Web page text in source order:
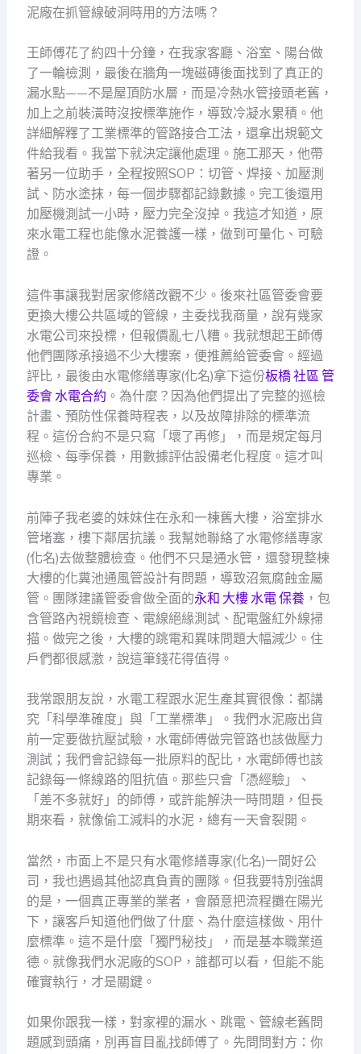
泥廠在抓管線破洞時用的方法嗎？
王師傅花了約四十分鐘，在我家客廳、浴室、陽台做
了一輪檢測，最後在牆角一塊磁磚後面找到了真正的
漏水點——不是屋頂防水層，而是冷熱水管接頭老舊，
加上之前裝潢時沒按標準施作，導致冷凝水累積。他
詳細解釋了工業標準的管路接合工法，還拿出規範文
件給我看。我當下就決定讓他處理。施工那天，他帶
著另一位助手，全程按照SOP：切管、焊接、加壓測
試、防水塗抹，每一個步驟都記錄數據。完工後還用
加壓機測試一小時，壓力完全沒掉。我這才知道，原
來水電工程也能像水泥養護一樣，做到可量化、可驗
證。
這件事讓我對居家修繕改觀不少。後來社區管委會要
更換大樓公共區域的管線，主委找我商量，說有幾家
水電公司來投標，但報價亂七八糟。我就想起王師傅
他們團隊承接過不少大樓案，便推薦給管委會。經過
評比，最後由水電修繕專家(化名)拿下這份板橋 社區 管
委會 水電合約 。為什麼？因為他們提出了完整的巡檢
計畫、預防性保養時程表，以及故障排除的標準流
程。這份合約不是只寫「壞了再修」，而是規定每月
巡檢、每季保養，用數據評估設備老化程度。這才叫
專業。
前陣子我老婆的妹妹住在永和一棟舊大樓，浴室排水
管堵塞，樓下鄰居抗議。我幫她聯絡了水電修繕專家
(化名)去做整體檢查。他們不只是通水管，還發現整棟
大樓的化糞池通風管設計有問題，導致沼氣腐蝕金屬
管。團隊建議管委會做全面的永和 大樓 水電 保養，包
含管路內視鏡檢查、電線絕緣測試、配電盤紅外線掃
描。做完之後，大樓的跳電和異味問題大幅減少。住
戶們都很感激，說這筆錢花得值得。
我常跟朋友說，水電工程跟水泥生產其實很像：都講
究「科學準確度」與「工業標準」。我們水泥廠出貨
前一定要做抗壓試驗，水電師傅做完管路也該做壓力
測試；我們會記錄每一批原料的配比，水電師傅也該
記錄每一條線路的阻抗值。那些只會「憑經驗」、
「差不多就好」的師傅，或許能解決一時問題，但長
期來看，就像偷工減料的水泥，總有一天會裂開。
當然，市面上不是只有水電修繕專家(化名)一間好公
司，我也遇過其他認真負責的團隊。但我要特別強調
的是，一個真正專業的業者，會願意把流程攤在陽光
下，讓客戶知道他們做了什麼、為什麼這樣做、用什
麼標準。這不是什麼「獨門秘技」，而是基本職業道
德。就像我們水泥廠的SOP，誰都可以看，但能不能
確實執行，才是關鍵。
如果你跟我一樣，對家裡的漏水、跳電、管線老舊問
題感到頭痛，別再盲目亂找師傅了。先問問對方：你